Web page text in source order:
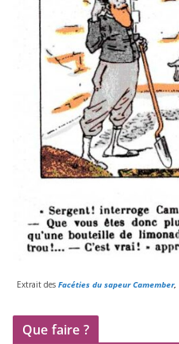
Extrait desFacéties du sapeur Camember,
Que faire ?